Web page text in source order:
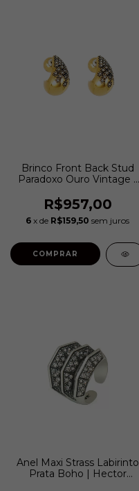
Brinco Front Back Stud
Paradoxo Ouro Vintage |
R$957,00
6 x de R$159,50 sem juros
Anel Maxi Strass Labirinto
Prata Boho | Hector